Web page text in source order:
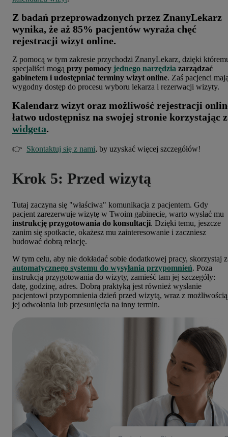
Z badań przeprowadzonych przez ZnanyLekarz
wynika, że aż 85% pacjentów wyraża chęć
rejestracji wizyt online.
Z pomocą w tym zakresie przychodzi ZnanyLekarz, dzięki
specjaliści mogą przy pomocy jednego narzędzia zarządzać
gabinetem i udostępniać terminy wizyt online. Zaś pacjenci
wygodny dostęp do procesu wyboru lekarza i rezerwacji wizyty.
Kalendarz wizyt oraz możliwość rejestracji
łatwo udostępnisz na swojej stronie korzystając z
widgeta.
👉 Skontaktuj się z nami, by uzyskać więcej szczegółów!
Krok 5: Przed wizytą
Tutaj zaczyna się "właściwa" komunikacja z pacjentem. Gdy
pacjent zarezerwuje wizytę w Twoim gabinecie, warto wysłać mu
instrukcję przygotowania do konsultacji. Dzięki temu, jeszcze
zanim się spotkacie, okażesz mu zainteresowanie i zaczniesz
budować dobrą relację.
W tym celu, aby nie dokładać sobie dodatkowej pracy, skorzystaj z
automatycznego systemu do wysyłania przypomnień. Poza
instrukcją przygotowania do wizyty, zamieść tam jej szczegóły:
datę, godzinę, adres. Dobrą praktyką jest również wysłanie
pacjentowi przypomnienia dzień przed wizytą, wraz z możliwością
jej odwołania lub przesunięcia na inny termin.